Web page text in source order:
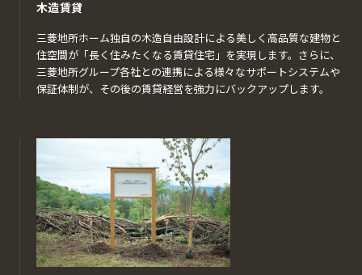
木造賃貸
三菱地所ホーム独自の木造自由設計による美しく高品質な建物と
住空間が「長く住みたくなる賃貸住宅」を実現します。さらに、
三菱地所グループ各社との連携による様々なサポートシステムや
保証体制が、その後の賃貸経営を強力にバックアップします。